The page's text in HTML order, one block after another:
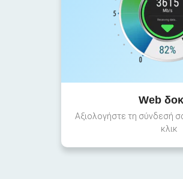
Web
Αξιολογήστε τη σύνδεσή
κλικ